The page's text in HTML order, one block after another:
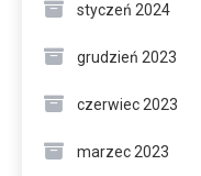
styczeń 2024
grudzień 2023
czerwiec 2023
marzec 2023